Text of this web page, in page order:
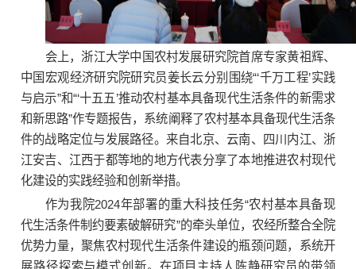
会上，浙江大学中国农村发展研究院首席专家黄祖辉、
中国宏观经济研究院研究员姜长云分别围绕“‘千万工程’实践
与启示”和“‘十五五’推动农村基本具备现代生活条件的新需求
和新思路”作专题报告，系统阐释了农村基本具备现代生活条
件的战略定位与发展路径。来自北京、云南、四川内江、浙
江安吉、江西于都等地的地方代表分享了本地推进农村现代
化建设的实践经验和创新举措。
作为我院2024年部署的重大科技任务“农村基本具备现
代生活条件制约要素破解研究”的牵头单位，农经所整合全院
优势力量，聚焦农村现代生活条件建设的瓶颈问题，系统开